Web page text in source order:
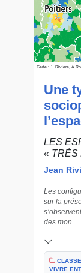
Carte : J. Rivière,
Une
LES
« TRÈS
Jean
Les
sur la
des mon ...
VIVRE